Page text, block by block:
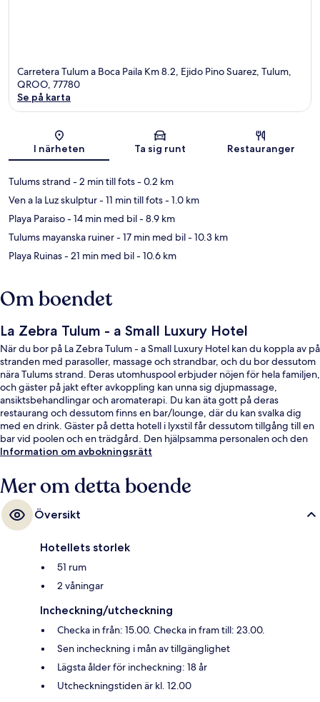
Carretera Tulum a Boca Paila Km 8.2, Ejido Pino Suarez, Tulum,
QROO, 77780
Se på karta
I närheten Ta sig runt Restauranger
Tulums strand - 2 min till fots- 0.2 km
Ven a la Luz skulptur- 11 min till fots- 1.0 km
Playa Paraiso- 14 min med bil- 8.9 km
Tulums mayanska ruiner- 17 min med bil- 10.3 km
Playa Ruinas- 21 min med bil- 10.6 km
Om boendet
La Zebra Tulum - a Small Luxury Hotel
När du bor på La Zebra Tulum - a Small Luxury Hotel kan du koppla av på
stranden med parasoller, massage och strandbar, och du bor dessutom
nära Tulums strand. Deras utomhuspool erbjuder nöjen för hela familjen,
och gäster på jakt efter avkoppling kan unna sig djupmassage,
ansiktsbehandlingar och aromaterapi. Du kan äta gott på deras
restaurang och dessutom finns en bar/lounge, där du kan svalka dig
med en drink. Gäster på detta hotell i lyxstil får dessutom tillgång till en
bar vid poolen och en trädgård. Den hjälpsamma personalen och den
generella standarden brukar uppskattas av våra resenärer.
Information om avbokningsrätt
Mer om detta boende
Översikt
Hotellets storlek
51 rum
2 våningar
Incheckning/utcheckning
Checka in från: 15.00. Checka in fram till: 23.00.
Sen incheckning i mån av tillgänglighet
Lägsta ålder för incheckning: 18 år
Utcheckningstiden är kl. 12.00